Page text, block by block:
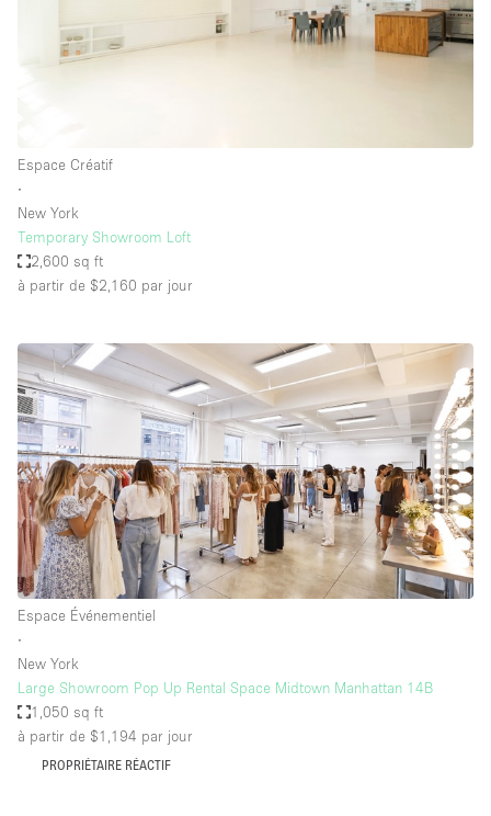
Espace Créatif
∙
New York
Temporary Showroom Loft
2,600 sq ft
à partir de $2,160 par jour
Espace Événementiel
∙
New York
Large Showroom Pop Up Rental Space Midtown Manhattan 14B
1,050 sq ft
à partir de $1,194 par jour
PROPRIÉTAIRE RÉACTIF